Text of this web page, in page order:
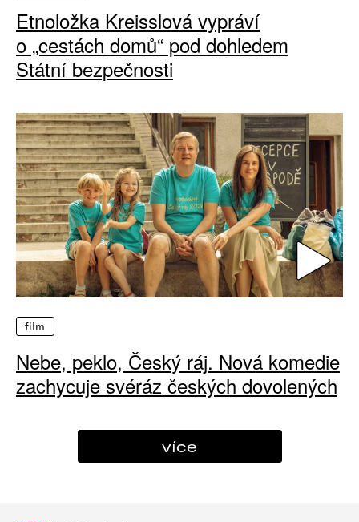
Etnoložka Kreisslová vypráví
o „cestách domů“ pod dohledem
Státní bezpečnosti
film
Nebe, peklo, Český ráj. Nová komedie
zachycuje svéráz českých dovolených
více